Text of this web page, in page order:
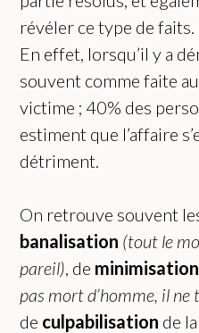
révéler ce type de faits.
En effet, lorsqu’il y a
souvent comme faite
victime ; 40% des
estiment que l’affaire
détriment.
On retrouve souvent
banalisation (tout le
pareil), de minimisation
pas mort d’homme, il ne
de culpabilisation de